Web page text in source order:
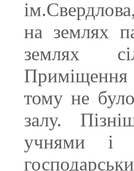
на землях
землях
тому не
залу.
учнями і